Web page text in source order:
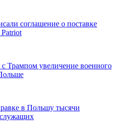
соглашение о поставке
Трампом увеличение военного
в Польшу тысячи